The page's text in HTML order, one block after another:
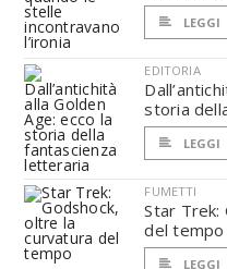
LEGGI
EDITORIA
storia
LEGGI
FUMETTI
Star Trek:
del tempo
LEGGI